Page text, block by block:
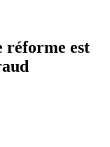
réforme est